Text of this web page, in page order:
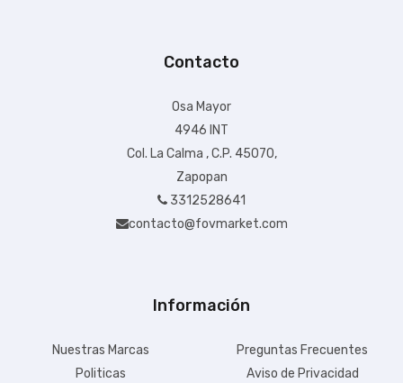
Contacto
Osa Mayor
4946 INT
Col. La Calma , C.P. 45070,
Zapopan
3312528641
contacto@fovmarket.com
Información
Nuestras Marcas
Preguntas Frecuentes
Politicas
Aviso de Privacidad